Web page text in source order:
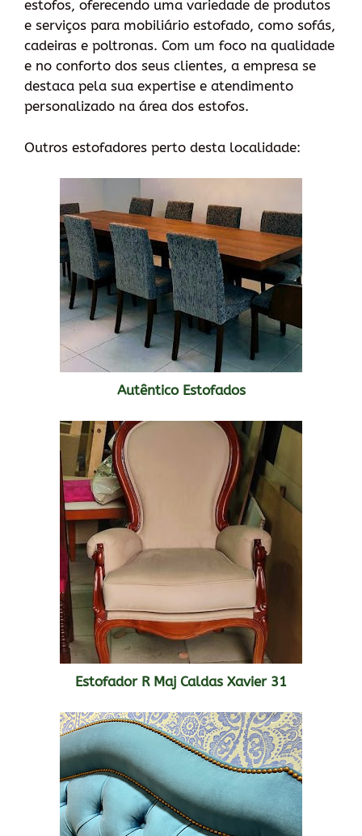
estofos, oferecendo uma variedade de produtos
e serviços para mobiliário estofado, como sofás,
cadeiras e poltronas. Com um foco na qualidade
e no conforto dos seus clientes, a empresa se
destaca pela sua expertise e atendimento
personalizado na área dos estofos.
Outros estofadores perto desta localidade:
Autêntico Estofados
Estofador R Maj Caldas Xavier 31